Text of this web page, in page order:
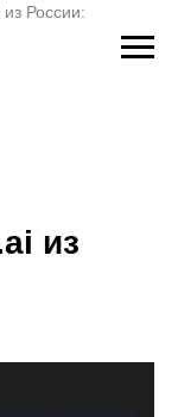
России:
из